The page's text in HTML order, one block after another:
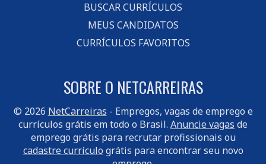
BUSCAR CURRÍCULOS
MEUS CANDIDATOS
CURRÍCULOS FAVORITOS
SOBRE O NETCARREIRAS
© 2026 NetCarreiras - Empregos, vagas de emprego e
currículos grátis em todo o Brasil. Anuncie vagas de
emprego grátis para recrutar profissionais ou
cadastre currículo grátis para encontrar seu novo